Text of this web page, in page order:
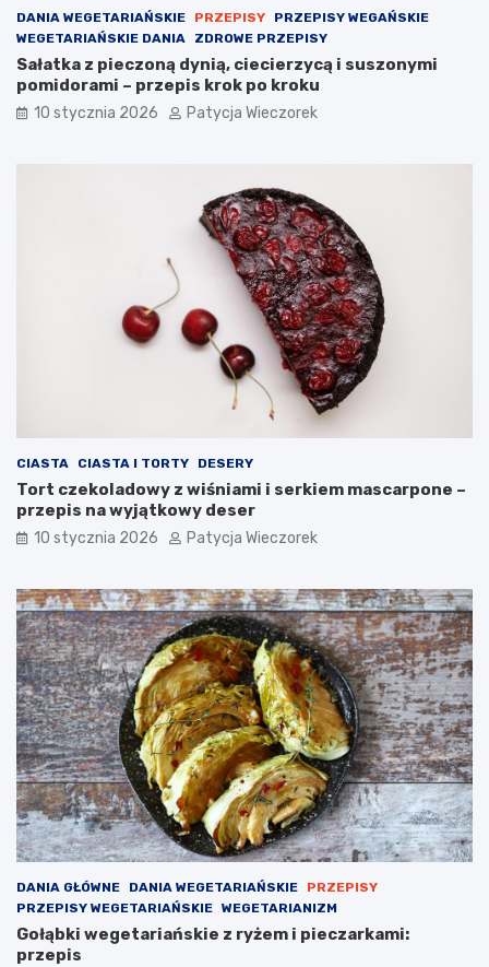
DANIA WEGETARIAŃSKIE PRZEPISY
PRZEPISY WEGAŃSKIE
WEGETARIAŃSKIE DANIA
ZDROWE PRZEPISY
Sałatka z pieczoną dynią, ciecierzycą i suszonymi
pomidorami – przepis krok po kroku
10 stycznia 2026 Patycja Wieczorek
CIASTA CIASTA I TORTY DESERY
Tort czekoladowy z wiśniami i serkiem mascarpone –
przepis na wyjątkowy deser
10 stycznia 2026 Patycja Wieczorek
DANIA GŁÓWNE DANIA WEGETARIAŃSKIE
PRZEPISY
PRZEPISY WEGETARIAŃSKIE WEGETARIANIZM
Gołąbki wegetariańskie z ryżem i pieczarkami:
przepis